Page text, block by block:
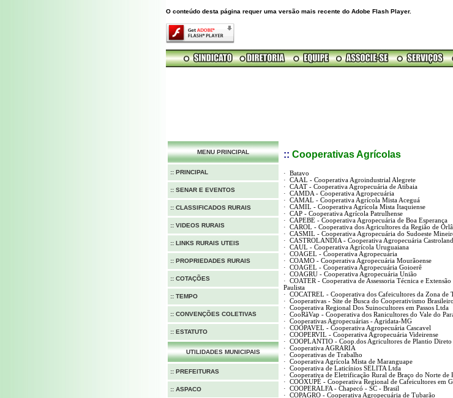
O conteúdo desta página requer uma versão mais recente do Adobe Flash Player.
MENU PRINCIPAL
:: PRINCIPAL
:: SENAR E EVENTOS
:: CLASSIFICADOS RURAIS
:: VIDEOS RURAIS
:: LINKS RURAIS UTEIS
:: PROPRIEDADES RURAIS
:: COTAÇÕES
:: TEMPO
:: CONVENÇÕES COLETIVAS
:: ESTATUTO
UTILIDADES MUNICIPAIS
:: PREFEITURAS
:: ASPACO
:: Cooperativas Agrícolas
·
Batavo
·
CAAL - Cooperativa Agroindustrial Alegrete
·
CAAT - Cooperativa Agropecuária de Atibaia
·
CAMDA - Cooperativa Agropecuária
·
CAMAL - Cooperativa Agrícola Mista Aceguá
·
CAMIL - Cooperativa Agrícola Mista Itaquiense
·
CAP - Cooperativa Agrícola Patrulhense
·
CAPEBE - Cooperativa Agropecuária de Boa Esperança
·
CAROL - Cooperativa dos Agricultores da Região de
·
CASMIL - Cooperativa Agropecuária do Sudoeste
·
CASTROLANDIA - Cooperativa Agropecuária
·
CAUL - Cooperativa Agrícola Uruguaiana
·
COAGEL - Cooperativa Agropecuária
·
COAMO - Cooperativa Agropecuária Mourãoense
·
COAGEL - Cooperativa Agropecuária Goioerê
·
COAGRU - Cooperativa Agropecuária União
·
COATER - Cooperativa de Assessoria Técnica e
Paulista
·
COCATREL - Cooperativa dos Cafeicultores da Zona de
·
Cooperativas - Site de Busca do Cooperativismo Brasileiro
·
Cooperativa Regional Dos Suinocultores em Passos Ltda
·
CooRãVap - Cooperativa dos Ranicultores do Vale do
·
Cooperativas Agropecuárias - Agridata-MG
·
COOPAVEL - Cooperativa Agropecuária Cascavel
·
COOPERVIL - Cooperativa Agropecuária Videirense
·
COOPLANTIO - Coop.dos Agricultores de Plantio Direto
·
Cooperativa AGRARIA
·
Cooperativas de Trabalho
·
Cooperativa Agrícola Mista de Maranguape
·
Cooperativa de Laticínios SELITA Ltda
·
Cooperativa de Eletrificação Rural de Braço do Norte de
·
COOXUPÉ - Cooperativa Regional de Cafeicultores em
·
COOPERALFA - Chapecó - SC - Brasil
·
COPAGRO - Cooperativa Agropecuária de Tubarão